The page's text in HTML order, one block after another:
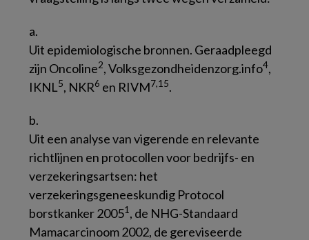
a.
Uit epidemiologische bronnen. Geraadpleegd
zijn Oncoline2, Volksgezondheidenzorg.info4,
IKNL5, NKR6 en RIVM7,15.
b.
Uit een analyse van vigerende en relevante
richtlijnen en protocollen voor bedrijfs- en
verzekeringsartsen: het
verzekeringsgeneeskundig Protocol
borstkanker 20051, de NHG-Standaard
Mamacarcinoom 2002, de gereviseerde